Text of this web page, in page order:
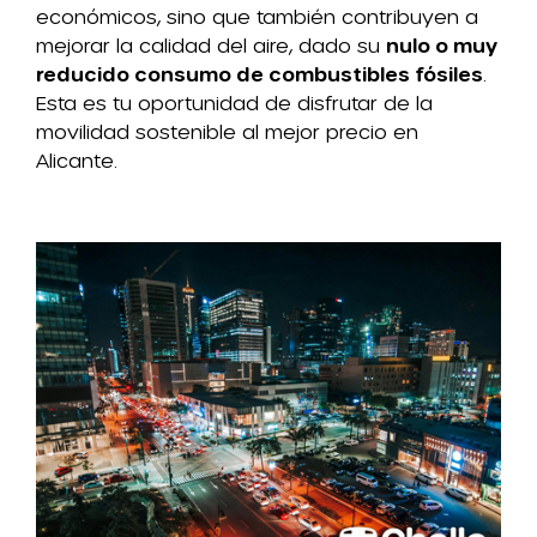
económicos, sino que también contribuyen a
mejorar la calidad del aire, dado su nulo o muy
reducido consumo de combustibles fósiles
Esta es tu oportunidad de disfrutar de la
movilidad sostenible al mejor precio en
Alicante.